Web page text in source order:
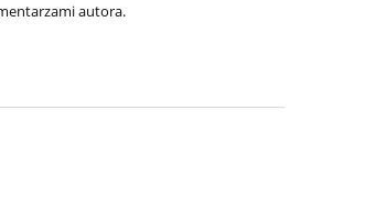
autora.